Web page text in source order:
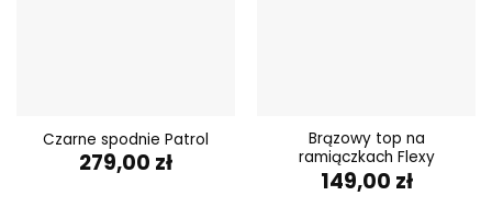
Czarne spodnie Patrol
279,00 zł
Brązowy top na
ramiączkach Flexy
149,00 zł